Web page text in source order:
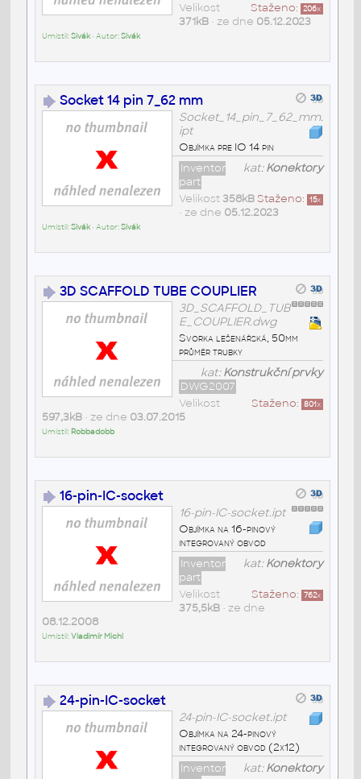
Staženo: 206x
Velikost
371kB• ze dne 05.12.2023
Umístil:Sivák• Autor:Sivák
Socket 14 pin 7_62 mm
Socket_14_pin_7_62_mm.
ipt
Objímka pre IO 14 pin
kat:Konektory
Inventor
part
Staženo: 15x
Velikost358kB
• ze dne 05.12.2023
Umístil:Sivák• Autor:Sivák
3D SCAFFOLD TUBE COUPLIER
3D_SCAFFOLD_TUB
E_COUPLIER.dwg
Svorka lešenářská, 50mm
průměr trubky
kat:Konstrukční prvky
DWG2007
Staženo: 801x
Velikost
597,3kB• ze dne 03.07.2015
Umístil: Robbadobb
16-pin-IC-socket
16-pin-IC-socket.ipt
Objímka na 16-pinový
integrovaný obvod
kat:Konektory
Inventor
part
Staženo: 762x
Velikost
375,5kB• ze dne
08.12.2008
Umístil:Vladimír Michl
24-pin-IC-socket
24-pin-IC-socket.ipt
Objímka na 24-pinový
integrovaný obvod (2x12)
kat:Konektory
Inventor